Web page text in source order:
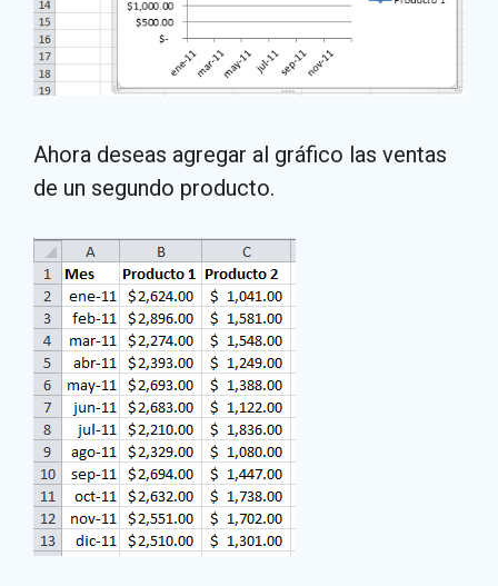
Ahora deseas agregar al gráfico las ventas
de un segundo producto.